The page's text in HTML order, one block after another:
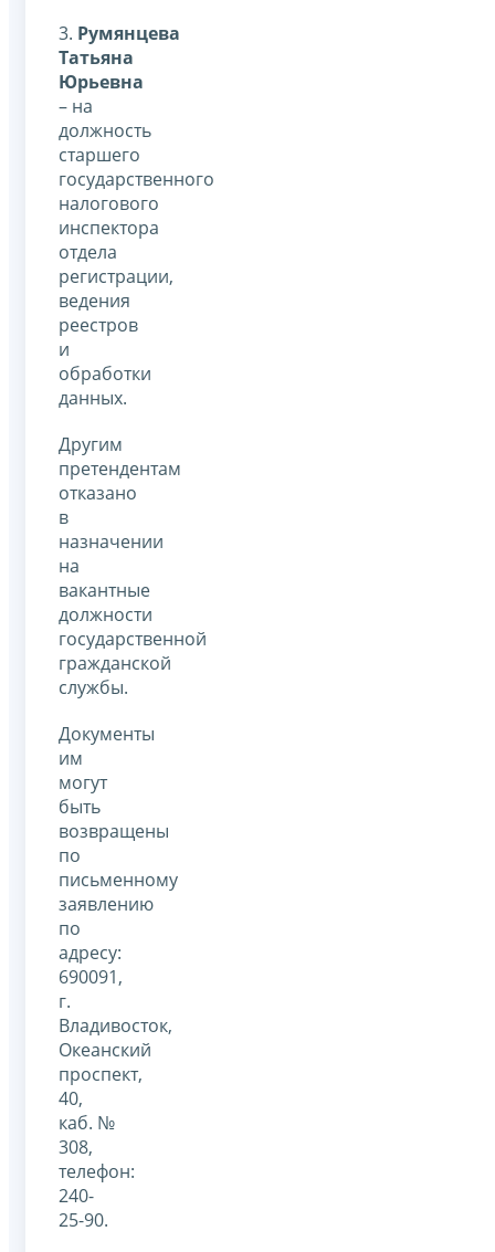
3. Румянцева
Татьяна
Юрьевна
– на
должность
старшего
государственного
налогового
инспектора
отдела
регистрации,
ведения
реестров
и
обработки
данных.
Другим
претендентам
отказано
в
назначении
на
вакантные
должности
государственной
гражданской
службы.
Документы
им
могут
быть
возвращены
по
письменному
заявлению
по
адресу:
690091,
г.
Владивосток,
Океанский
проспект,
40,
каб. №
308,
телефон:
240-
25-90.